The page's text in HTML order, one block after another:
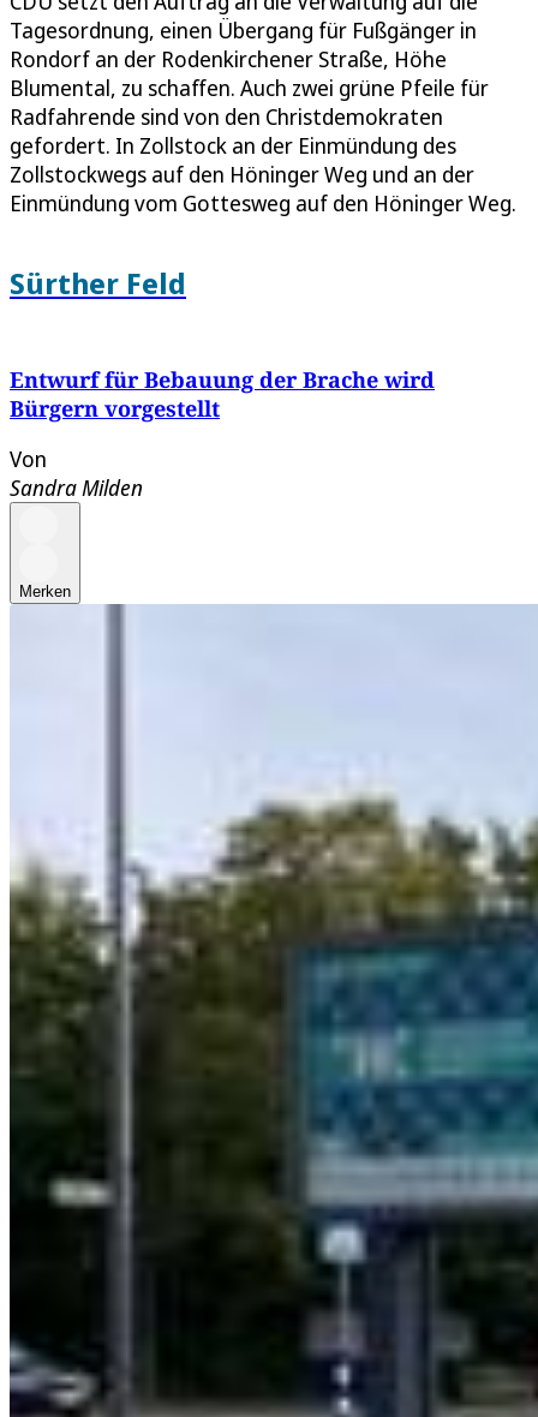
Tagesordnung, einen Übergang für Fußgänger in
Rondorf an der Rodenkirchener Straße, Höhe
Blumental, zu schaffen. Auch zwei grüne Pfeile für
Radfahrende sind von den Christdemokraten
gefordert. In Zollstock an der Einmündung des
Zollstockwegs auf den Höninger Weg und an der
Einmündung vom Gottesweg auf den Höninger Weg.
Sürther Feld
Entwurf für Bebauung der Brache wird
Bürgern vorgestellt
Von
Sandra Milden
Merken